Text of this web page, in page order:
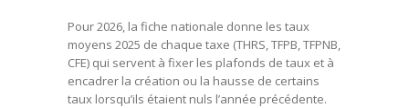
Pour 2026, la fiche nationale donne les taux
moyens 2025 de chaque taxe (THRS, TFPB, TFPNB,
CFE) qui servent à fixer les plafonds de taux et à
encadrer la création ou la hausse de certains
taux lorsqu’ils étaient nuls l’année précédente.